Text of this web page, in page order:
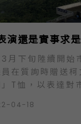
異外（見議員質
），本文試圖從
質詢的內容會受
詢時間各有差異
的發言時間為40
提出問題。議員
演還是實事求是
月下旬陸續開始
在質詢時贈送柯
T恤，以表達對
導後，總有人批
04-18